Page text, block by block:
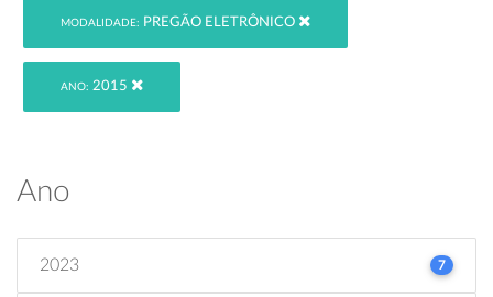
MODALIDADE: PREGÃO ELETRÔNICO
ANO: 2015
Ano
2023 7